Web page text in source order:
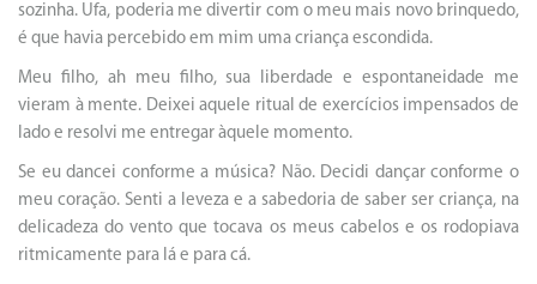
sozinha. Ufa, poderia me divertir com o meu mais novo brinquedo,
é que havia percebido em mim uma criança escondida.
Meu filho, ah meu filho, sua liberdade e espontaneidade me
vieram à mente. Deixei aquele ritual de exercícios impensados de
lado e resolvi me entregar àquele momento.
Se eu dancei conforme a música? Não. Decidi dançar conforme o
meu coração. Senti a leveza e a sabedoria de saber ser criança, na
delicadeza do vento que tocava os meus cabelos e os rodopiava
ritmicamente para lá e para cá.